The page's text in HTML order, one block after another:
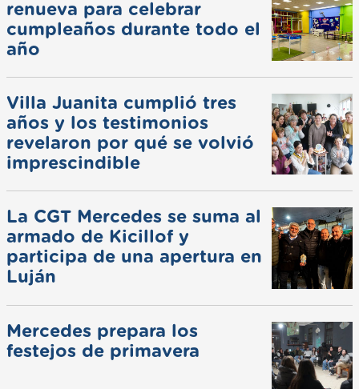
renueva para celebrar
cumpleaños durante todo el
año
Villa Juanita cumplió tres
años y los testimonios
revelaron por qué se volvió
imprescindible
La CGT Mercedes se suma al
armado de Kicillof y
participa de una apertura en
Luján
Mercedes prepara los
festejos de primavera